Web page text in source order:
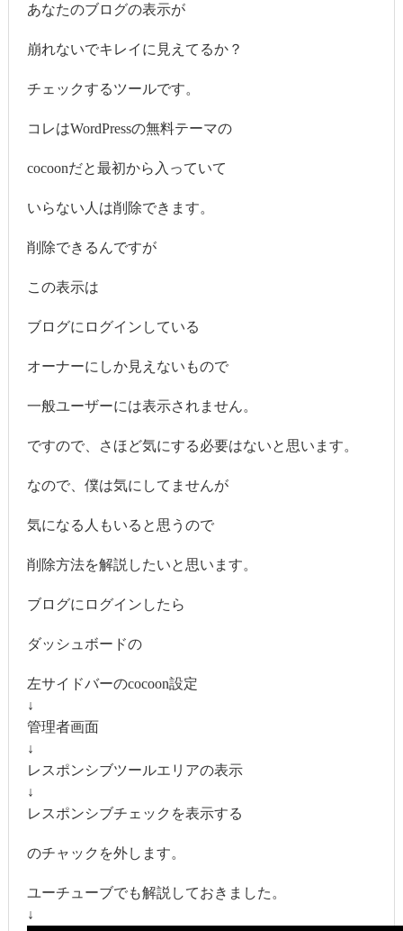
あなたのブログの表示が
崩れないでキレイに見えてるか？
チェックするツールです。
コレはWordPressの無料テーマの
cocoonだと最初から入っていて
いらない人は削除できます。
削除できるんですが
この表示は
ブログにログインしている
オーナーにしか見えないもので
一般ユーザーには表示されません。
ですので、さほど気にする必要はないと思います。
なので、僕は気にしてませんが
気になる人もいると思うので
削除方法を解説したいと思います。
ブログにログインしたら
ダッシュボードの
左サイドバーのcocoon設定
↓
管理者画面
↓
レスポンシブツールエリアの表示
↓
レスポンシブチェックを表示する
のチャックを外します。
ユーチューブでも解説しておきました。
↓